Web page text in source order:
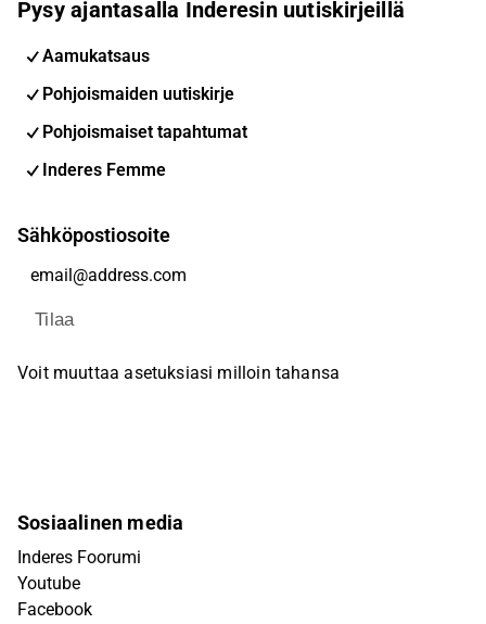
Pysy ajantasalla Inderesin uutiskirjeillä
Aamukatsaus
Pohjoismaiden uutiskirje
Pohjoismaiset tapahtumat
Inderes Femme
Sähköpostiosoite
Tilaa
Voit muuttaa asetuksiasi milloin tahansa
Sosiaalinen media
Inderes Foorumi
Youtube
Facebook